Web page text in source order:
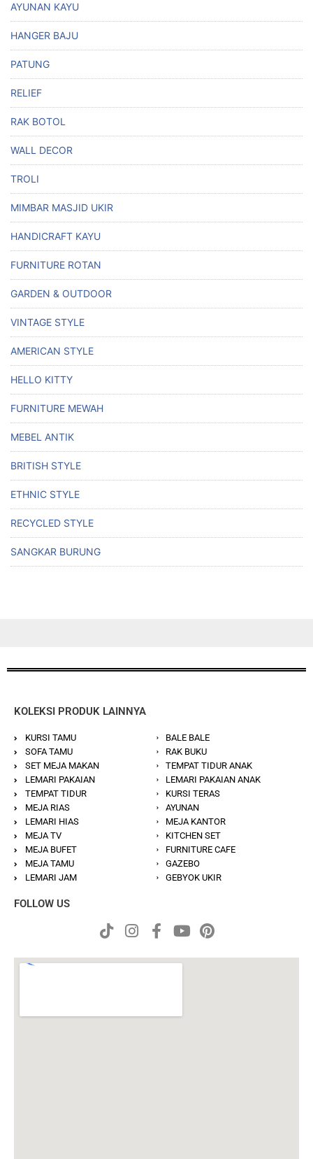
AYUNAN KAYU
HANGER BAJU
PATUNG
RELIEF
RAK BOTOL
WALL DECOR
TROLI
MIMBAR MASJID UKIR
HANDICRAFT KAYU
FURNITURE ROTAN
GARDEN & OUTDOOR
VINTAGE STYLE
AMERICAN STYLE
HELLO KITTY
FURNITURE MEWAH
MEBEL ANTIK
BRITISH STYLE
ETHNIC STYLE
RECYCLED STYLE
SANGKAR BURUNG
KOLEKSI PRODUK LAINNYA
KURSI TAMU
SOFA TAMU
SET MEJA MAKAN
LEMARI PAKAIAN
TEMPAT TIDUR
MEJA RIAS
LEMARI HIAS
MEJA TV
MEJA BUFET
MEJA TAMU
LEMARI JAM
BALE BALE
RAK BUKU
TEMPAT TIDUR ANAK
LEMARI PAKAIAN ANAK
KURSI TERAS
AYUNAN
MEJA KANTOR
KITCHEN SET
FURNITURE CAFE
GAZEBO
GEBYOK UKIR
FOLLOW US